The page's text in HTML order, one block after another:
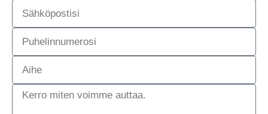
Email
Phone
Subject
Tell